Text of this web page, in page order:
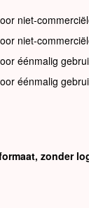
niet-
niet-
éénmalig
éénmalig
zonder